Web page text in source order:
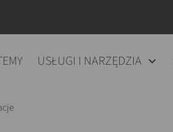
USŁUGI I NARZĘDZIA